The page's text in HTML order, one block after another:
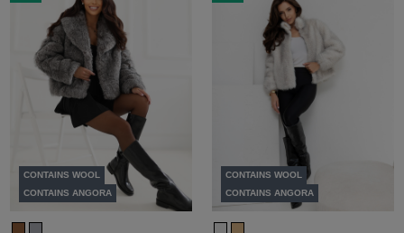
CONTAINS WOOL
CONTAINS ANGORA
CONTAINS WOOL
CONTAINS ANGORA